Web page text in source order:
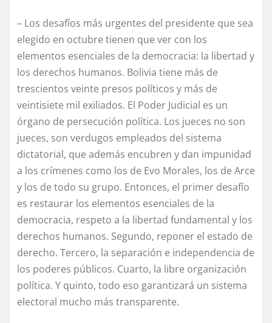
– Los desafíos más urgentes del presidente que sea
elegido en octubre tienen que ver con los
elementos esenciales de la democracia: la libertad y
los derechos humanos. Bolivia tiene más de
trescientos veinte presos políticos y más de
veintisiete mil exiliados. El Poder Judicial es un
órgano de persecución política. Los jueces no son
jueces, son verdugos empleados del sistema
dictatorial, que además encubren y dan impunidad
a los crímenes como los de Evo Morales, los de Arce
y los de todo su grupo. Entonces, el primer desafío
es restaurar los elementos esenciales de la
democracia, respeto a la libertad fundamental y los
derechos humanos. Segundo, reponer el estado de
derecho. Tercero, la separación e independencia de
los poderes públicos. Cuarto, la libre organización
política. Y quinto, todo eso garantizará un sistema
electoral mucho más transparente.